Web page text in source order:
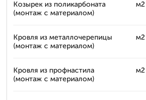
Козырек из поликарбоната
(монтаж с материалом)
м2
Кровля из металлочерепицы
(монтаж с материалом)
м2
Кровля из профнастила
(монтаж с материалом)
м2